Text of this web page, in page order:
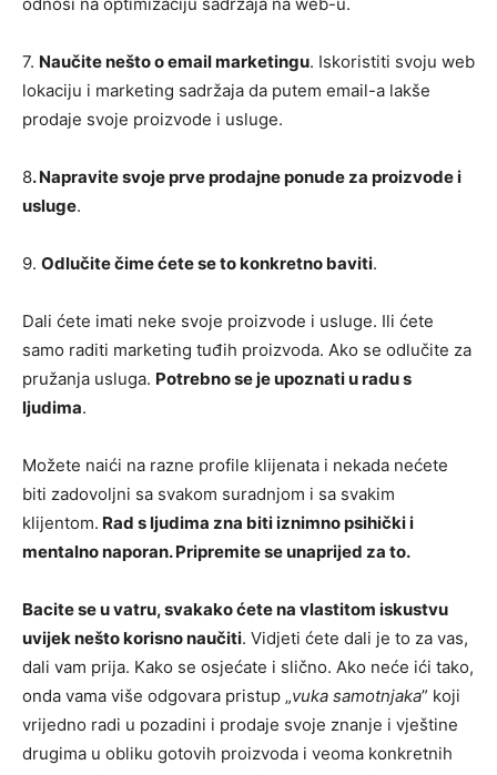
7. Naučite nešto o email marketingu. Iskoristiti svoju web
lokaciju i marketing sadržaja da putem email-a lakše
prodaje svoje proizvode i usluge.
8. Napravite svoje prve prodajne ponude za proizvode i
usluge.
9. Odlučite čime ćete se to konkretno baviti.
Dali ćete imati neke svoje proizvode i usluge. Ili ćete
samo raditi marketing tuđih proizvoda. Ako se odlučite za
pružanja usluga. Potrebno se je upoznati u radu s
ljudima.
Možete naići na razne profile klijenata i nekada nećete
biti zadovoljni sa svakom suradnjom i sa svakim
klijentom. Rad s ljudima zna biti iznimno psihički i
mentalno naporan. Pripremite se unaprijed za to.
Bacite se u vatru, svakako ćete na vlastitom iskustvu
uvijek nešto korisno naučiti. Vidjeti ćete dali je to za vas,
dali vam prija. Kako se osjećate i slično. Ako neće ići tako,
onda vama više odgovara pristup „vuka samotnjaka” koji
vrijedno radi u pozadini i prodaje svoje znanje i vještine
drugima u obliku gotovih proizvoda i veoma konkretnih